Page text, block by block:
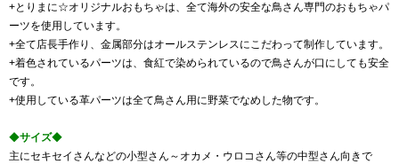
+とりまに☆オリジナルおもちゃは、全て海外の安全な鳥さん専門のおもちゃパ
ーツを使用しています。
+全て店長手作り、金属部分はオールステンレスにこだわって制作しています。
+着色されているパーツは、食紅で染められているので鳥さんが口にしても安全
です。
+使用している革パーツは全て鳥さん用に野菜でなめした物です。
◆サイズ◆
主にセキセイさんなどの小型さん～オカメ・ウロコさん等の中型さん向きで